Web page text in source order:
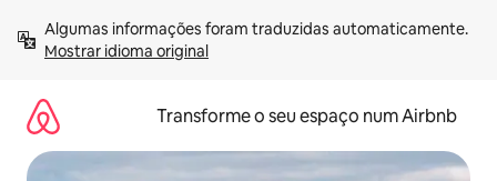
para
Mostrar idioma original
Transforme o seu espaço num Airbnb